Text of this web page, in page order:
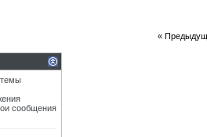
«
темы
сообщения